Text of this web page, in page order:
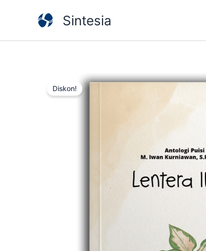
Sintesia
Diskon!